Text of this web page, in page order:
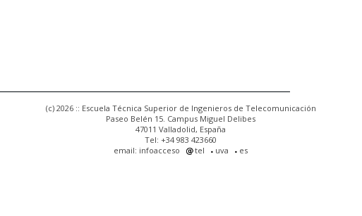
(c) 2026 :: Escuela Técnica Superior de Ingenieros de Telecomunicación
Paseo Belén 15. Campus Miguel Delibes
47011 Valladolid, España
Tel: +34 983 423660
email: infoacceso
tel uva es